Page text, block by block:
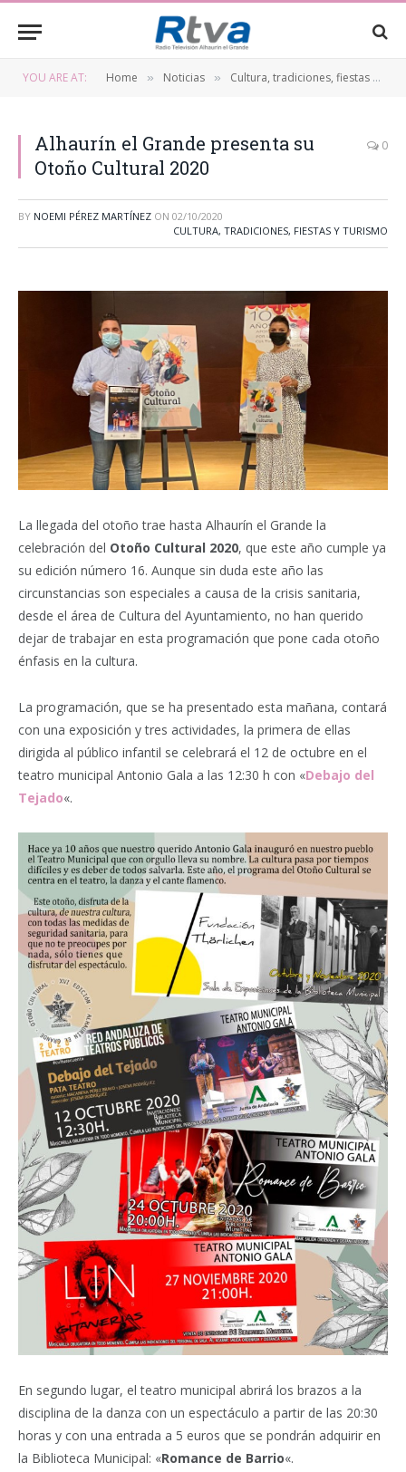
YOU ARE AT: Home » Noticias » Cultura, tradiciones, fiestas y turismo
Alhaurín el Grande presenta su
Otoño Cultural 2020
0
BY NOEMI PÉREZ MARTÍNEZ ON 02/10/2020
CULTURA, TRADICIONES, FIESTAS Y TURISMO
La llegada del otoño trae hasta Alhaurín el Grande la
celebración del Otoño Cultural 2020, que este año cumple ya
su edición número 16. Aunque sin duda este año las
circunstancias son especiales a causa de la crisis sanitaria,
desde el área de Cultura del Ayuntamiento, no han querido
dejar de trabajar en esta programación que pone cada otoño
énfasis en la cultura.
La programación, que se ha presentado esta mañana, contará
con una exposición y tres actividades, la primera de ellas
dirigida al público infantil se celebrará el 12 de octubre en el
teatro municipal Antonio Gala a las 12:30 h con «Debajo del
Tejado«.
En segundo lugar, el teatro municipal abrirá los brazos a la
disciplina de la danza con un espectáculo a partir de las 20:30
horas y con una entrada a 5 euros que se pondrán adquirir en
la Biblioteca Municipal: «Romance de Barrio«.